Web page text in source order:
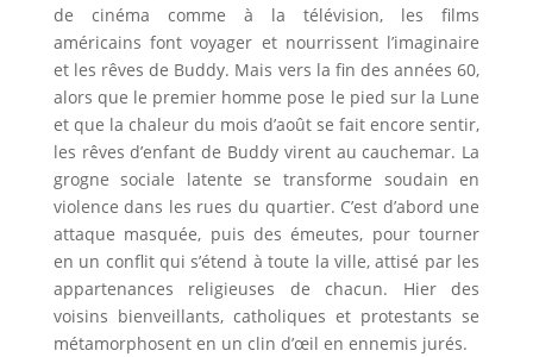
de cinéma comme à la télévision, les films
américains font voyager et nourrissent l’imaginaire
et les rêves de Buddy. Mais vers la fin des années 60,
alors que le premier homme pose le pied sur la Lune
et que la chaleur du mois d’août se fait encore sentir,
les rêves d’enfant de Buddy virent au cauchemar. La
grogne sociale latente se transforme soudain en
violence dans les rues du quartier. C’est d’abord une
attaque masquée, puis des émeutes, pour tourner
en un conflit qui s’étend à toute la ville, attisé par les
appartenances religieuses de chacun. Hier des
voisins bienveillants, catholiques et protestants se
métamorphosent en un clin d’œil en ennemis jurés.